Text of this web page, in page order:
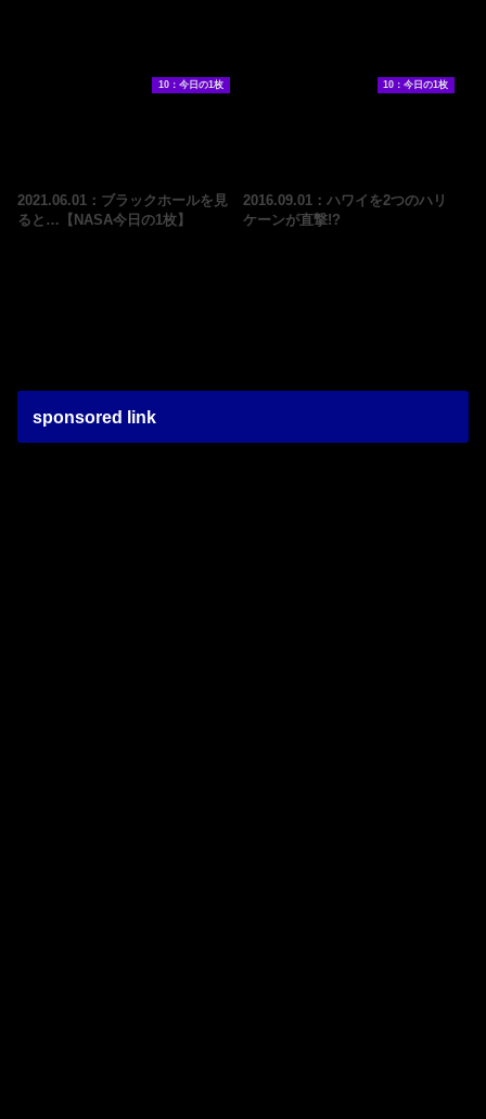
10：今日の1枚
2021.06.01：ブラックホールを見
ると…【NASA今日の1枚】
10：今日の1枚
2016.09.01：ハワイを2つのハリ
ケーンが直撃!?
sponsored link